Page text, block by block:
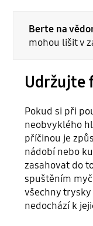
Berte na
mohou lišit v
Udržujte
Pokud si při
neobvyklého
příčinou je
nádobí nebo
zasahovat do
spuštěním
všechny
nedochází k